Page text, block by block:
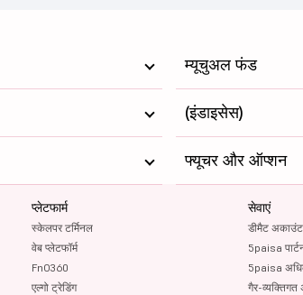
म्यूचुअल फंड
(इंडाइसेस)
प्लेटफार्म
स्केलपर टर्मिनल
वेब प्लेटफॉर्म
FnO360
एल्गो ट्रेडिंग
सेवाएं
डीमैट
5paisa
5paisa
गैर-
फ्यूचर और ऑप्शन